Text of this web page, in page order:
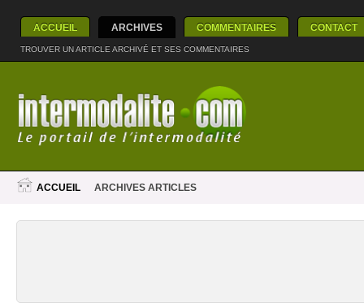
ACCUEIL ARCHIVES COMMENTAIRES CONTACT
TROUVER UN ARTICLE ARCHIVÉ ET SES COMMENTAIRES
ACCUEIL ARCHIVES ARTICLES